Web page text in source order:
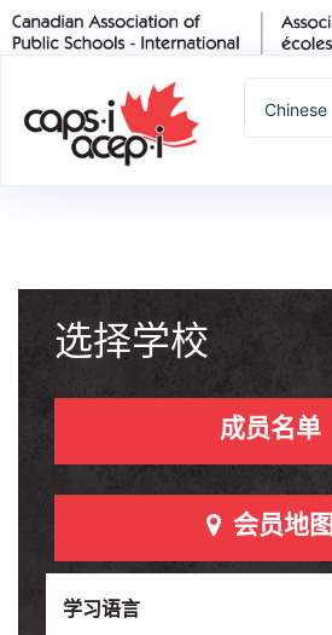
Chinese
Italian
Japanese
Korean
Thai
Turkish
Ukrainian
选择学校
成员名单
会员地图